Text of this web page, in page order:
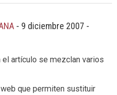
- 9 diciembre 2007 -
artículo se mezclan varios
que permiten sustituir